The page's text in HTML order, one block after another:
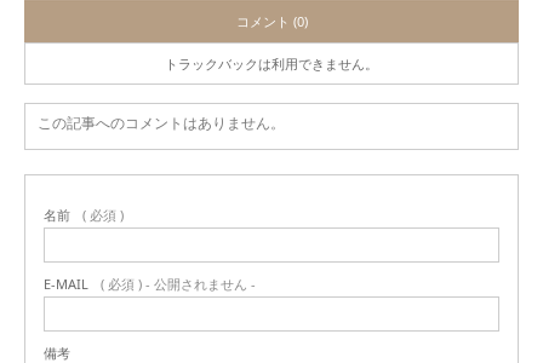
コメント (0)
トラックバックは利用できません。
この記事へのコメントはありません。
名前 ( 必須 )
E-MAIL ( 必須 ) - 公開されません -
備考